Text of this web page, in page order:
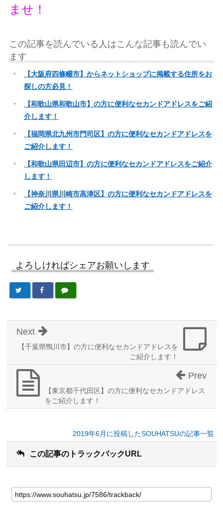
ませ！
この記事を読んでいる人はこんな記事も読んでい
ます
【大阪府四條畷市】からネットショップに掲載する住所をお
探しの方必見！
【和歌山県和歌山市】の方に便利なセカンドアドレスをご紹
介します！
【福岡県北九州市門司区】の方に便利なセカンドアドレスを
ご紹介します！
【和歌山県田辺市】の方に便利なセカンドアドレスをご紹介
します！
【神奈川県川崎市高津区】の方に便利なセカンドアドレスを
ご紹介します！
よろしければシェアお願いします
【千葉県鴨川市】の方に便利なセカンドアドレスを
ご紹介します！
Next
【東京都千代田区】の方に便利なセカンドアドレス
をご紹介します！
Prev
2019年6月に投稿したSOUHATSUの記事一覧
この記事のトラックバックURL